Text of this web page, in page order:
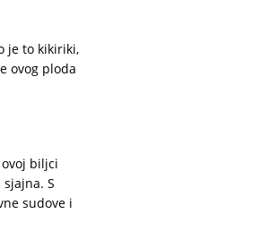
je to kikiriki,
ovog ploda
biljci
S
sudove i